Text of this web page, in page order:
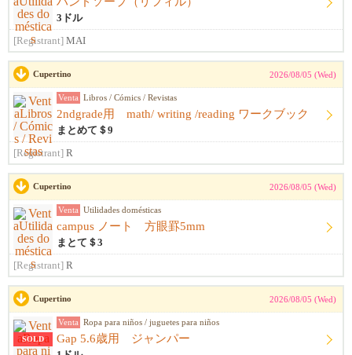
3ドル
[Registrant] MAI
Cupertino 2026/08/05 (Wed)
Venta Libros / Cómics / Revistas
2ndgrade用 math/ writing /reading ワークブック
まとめて＄9
[Registrant] R
Cupertino 2026/08/05 (Wed)
Venta Utilidades domésticas
campus ノート 方眼罫5mm
まとて＄3
[Registrant] R
Cupertino 2026/08/05 (Wed)
SOLD
Venta Ropa para niños / juguetes para niños
Gap 5.6歳用 ジャンパー